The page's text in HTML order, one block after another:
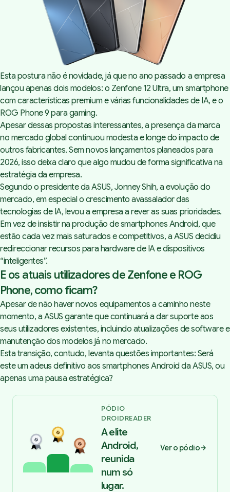
Esta postura não é novidade, já que no ano passado a empresa
lançou apenas dois modelos: o Zenfone 12 Ultra, um smartphone
com características premium e várias funcionalidades de IA, e o
ROG Phone 9 para gaming.
Apesar dessas propostas interessantes, a presença da marca
no mercado global continuou modesta e longe do impacto de
outros fabricantes. Sem novos lançamentos planeados para
2026, isso deixa claro que algo mudou de forma significativa na
estratégia da empresa.
Segundo o presidente da ASUS, Jonney Shih, a evolução do
mercado, em especial o crescimento avassalador das
tecnologias de IA, levou a empresa a rever as suas prioridades.
Em vez de insistir na produção de smartphones Android, que
estão cada vez mais saturados e competitivos, a ASUS decidiu
redireccionar recursos para hardware de IA e dispositivos
“inteligentes”.
E os atuais utilizadores de Zenfone e ROG
Phone, como ficam?
Apesar de não haver novos equipamentos a caminho neste
momento, a ASUS garante que continuará a dar suporte aos
seus utilizadores existentes, incluindo atualizações de software e
manutenção dos modelos já no mercado.
Esta transição, contudo, levanta questões importantes: Será
este um adeus definitivo aos smartphones Android da ASUS, ou
apenas uma pausa estratégica?
PÓDIO
DROIDREADER
A elite
Android,
reunida
num só
lugar.
Ver o pódio